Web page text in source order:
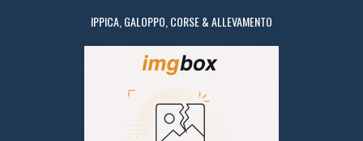
IPPICA, GALOPPO, CORSE & ALLEVAMENTO